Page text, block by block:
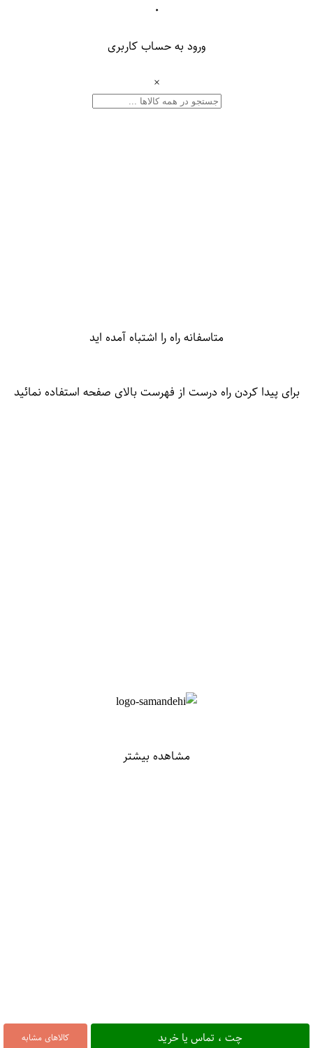
کالاهای مشابه چت ، تماس یا خرید
۰
ورود به حساب کاربری
×
متاسفانه راه را اشتباه آمده اید
برای پیدا کردن راه درست از فهرست بالای صفحه استفاده نمائید
مشاهده بیشتر